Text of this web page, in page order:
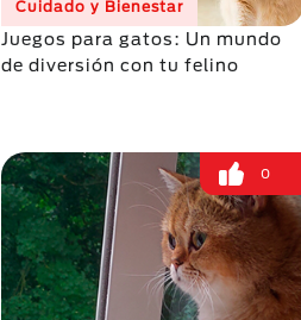
Cuidado y Bienestar
Juegos para gatos: Un mundo
de diversión con tu felino
0